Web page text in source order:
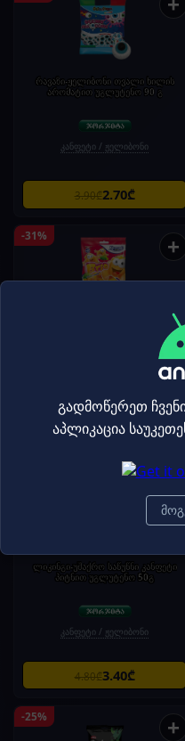
რავაზი-ჟელიბონი თვალი ხილის
არომატით უგლუტენო 90 გ
კანფეტი / ჟელიბონი
3.90₾2.70₾
-31% +
რავაზი-ჟელიბონი ბრიო მარწყვის
3.90₾2.70₾
+
ლიკინგი-უშაქრო საწუწნი კანფეტი
პიტნით უგლუტენო 50გ
კანფეტი / ჟელიბონი
4.80₾3.40₾
-25% +
გადმოწერეთ
აპლიკაცია